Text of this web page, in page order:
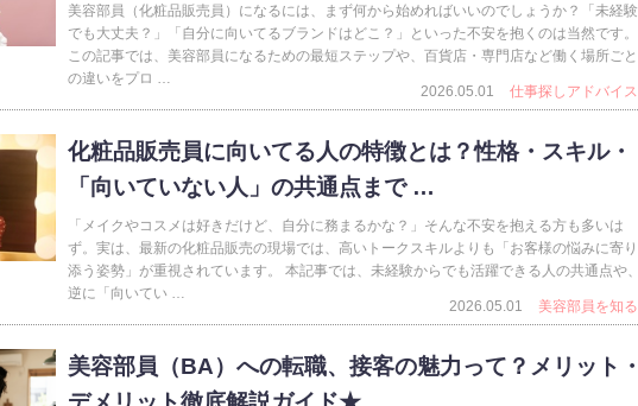
美容部員（化粧品販売員）になるには、まず何から始めればいいのでしょうか？「未経験
でも大丈夫？」「自分に向いてるブランドはどこ？」といった不安を抱くのは当然です。
この記事では、美容部員になるための最短ステップや、百貨店・専門店など働く場所ごと
の違いをプロ …
2026.05.01
仕事探しアドバイス
化粧品販売員に向いてる人の特徴とは？性格・スキル・
「向いていない人」の共通点まで …
「メイクやコスメは好きだけど、自分に務まるかな？」そんな不安を抱える方も多いは
ず。実は、最新の化粧品販売の現場では、高いトークスキルよりも「お客様の悩みに寄り
添う姿勢」が重視されています。 本記事では、未経験からでも活躍できる人の共通点や、
逆に「向いてい …
2026.05.01
美容部員を知る
美容部員（BA）への転職、接客の魅力って？メリット・